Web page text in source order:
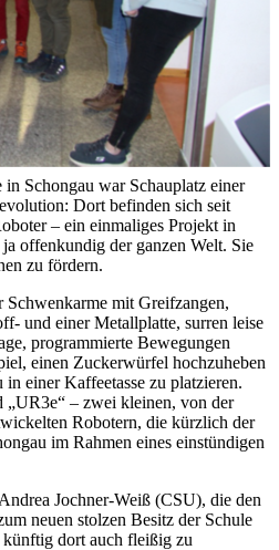
Schongau war Schauplatz einer
Dort befinden sich seit
– ein einmaliges Projekt in
offenkundig der ganzen Welt. Sie
zu fördern.
Schwenkarme mit Greifzangen,
und einer Metallplatte, surren leise
programmierte Bewegungen
einen Zuckerwürfel hochzuheben
einer Kaffeetasse zu platzieren.
„UR3e“ – zwei kleinen, von der
Robotern, die kürzlich der
im Rahmen eines einstündigen
Jochner-Weiß (CSU), die den
neuen stolzen Besitz der Schule
künftig dort auch fleißig zu